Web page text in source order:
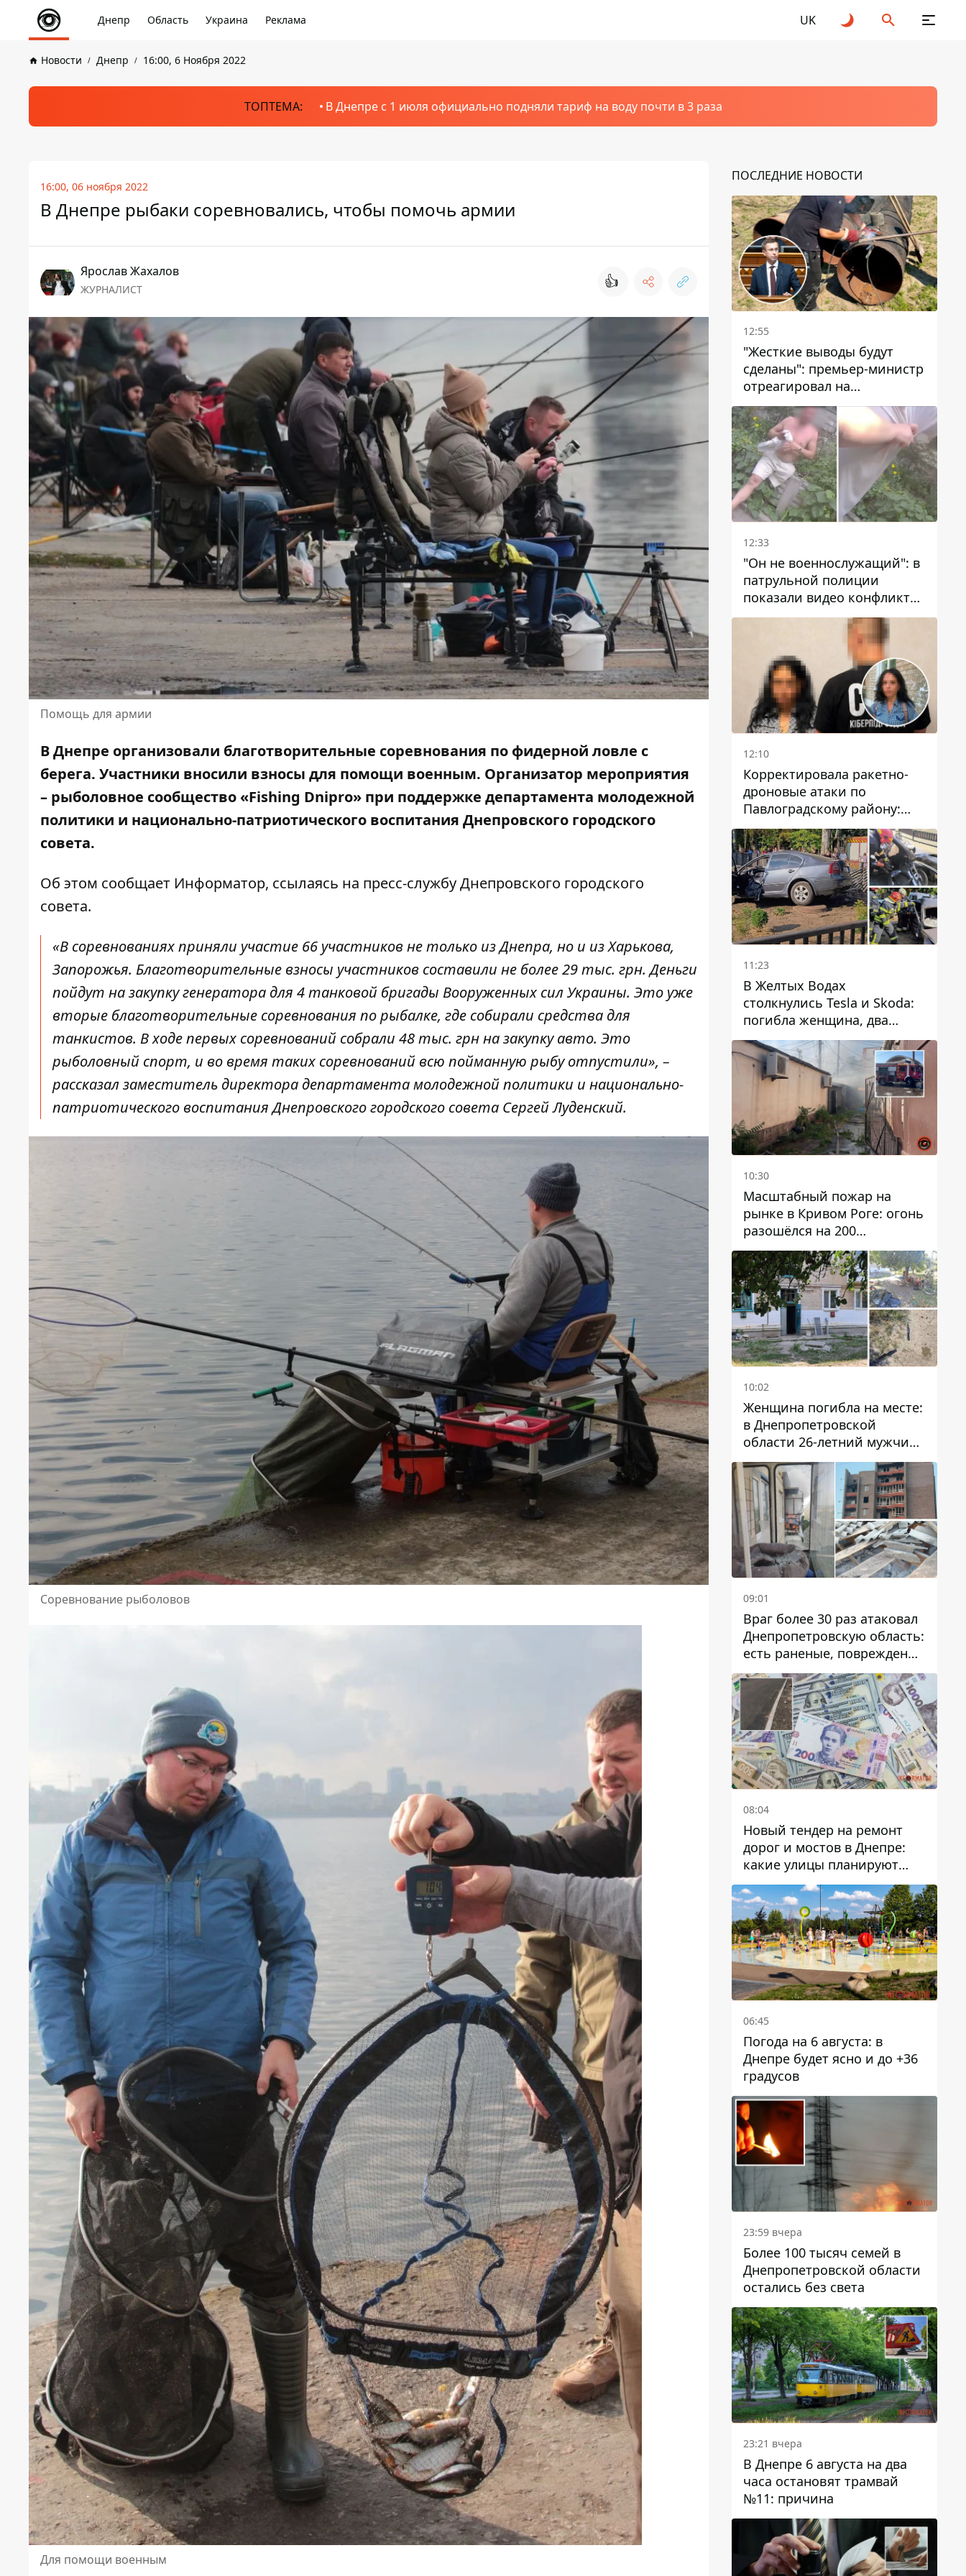
Днепр Область Украина Реклама UK
Новости Днепр 16:00, 6 Ноября 2022
ТОПТЕМА: В Днепре с 1 июля официально подняли тариф на воду почти в 3 раза
16:00, 06 ноября 2022
В Днепре рыбаки соревновались, чтобы помочь армии
Ярослав Жахалов
ЖУРНАЛИСТ 👍
Помощь для армии
В Днепре организовали благотворительные соревнования по фидерной ловле с
берега. Участники вносили взносы для помощи военным. Организатор мероприятия
– рыболовное сообщество «Fishing Dnipro» при поддержке департамента молодежной
политики и национально-патриотического воспитания Днепровского городского
совета.
Об этом сообщает Информатор, ссылаясь на пресс-службу Днепровского городского
совета.
«В соревнованиях приняли участие 66 участников не только из Днепра, но и из Харькова,
Запорожья. Благотворительные взносы участников составили не более 29 тыс. грн. Деньги
пойдут на закупку генератора для 4 танковой бригады Вооруженных сил Украины. Это уже
вторые благотворительные соревнования по рыбалке, где собирали средства для
танкистов. В ходе первых соревнований собрали 48 тыс. грн на закупку авто. Это
рыболовный спорт, и во время таких соревнований всю пойманную рыбу отпустили», –
рассказал заместитель директора департамента молодежной политики и национально-
патриотического воспитания Днепровского городского совета Сергей Луденский.
Соревнование рыболовов
Для помощи военным
ПОСЛЕДНИЕ НОВОСТИ
12:55
"Жесткие выводы будут
сделаны": премьер-министр
отреагировал на
несколькодневное
отсутствие воды в Марганце
12:33
"Он не военнослужащий": в
патрульной полиции
показали видео конфликта
с мужчиной без ноги на
проспекте Поля в Днепре
12:10
Корректировала ракетно-
дроновые атаки по
Павлоградскому району:
задержали вражескую
агентку
11:23
В Желтых Водах
столкнулись Tesla и Skoda:
погибла женщина, два
человека пострадали
10:30
Масштабный пожар на
рынке в Кривом Роге: огонь
разошёлся на 200
квадратных метров
10:02
Женщина погибла на месте:
в Днепропетровской
области 26-летний мужчина
избил трех человек
металлическим предметом
09:01
Враг более 30 раз атаковал
Днепропетровскую область:
есть раненые, повреждены
лицей, дома и предприятия
08:04
Новый тендер на ремонт
дорог и мостов в Днепре:
какие улицы планируют
обновить и сколько
десятков миллионов гривен
на это хотят потратить
06:45
Погода на 6 августа: в
Днепре будет ясно и до +36
градусов
23:59 вчера
Более 100 тысяч семей в
Днепропетровской области
остались без света
23:21 вчера
В Днепре 6 августа на два
часа остановят трамвай
№11: причина